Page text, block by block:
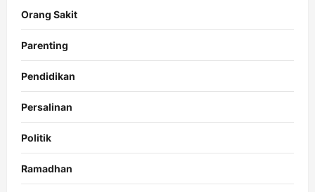
Orang Sakit
Parenting
Pendidikan
Persalinan
Politik
Ramadhan